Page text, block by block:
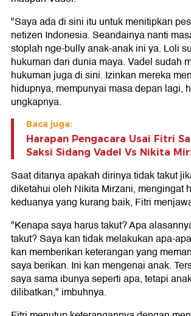
"Saya ada di sini itu untuk menitipkan
netizen Indonesia. Seandainya nanti
stoplah nge-bully anak-anak ini ya. Loli
hukuman dari dunia maya. Vadel sudah
hukuman juga di sini. Izinkan mereka
hidupnya, mempunyai masa depan lagi,
ungkapnya.
Baca juga:
Harapan Pengacara Usai Fitri
Saksi Sidang Vadel Vs Nikita
Saat ditanya apakah dirinya tidak takut
diketahui oleh Nikita Mirzani, mengingat
keduanya yang kurang baik, Fitri
"Kenapa saya harus takut? Apa
takut? Saya kan tidak melakukan apa-
kan memberikan keterangan yang
saya berikan. Ini kan mengenai anak.
saya sama ibunya seperti apa, tetapi
dilibatkan," imbuhnya.